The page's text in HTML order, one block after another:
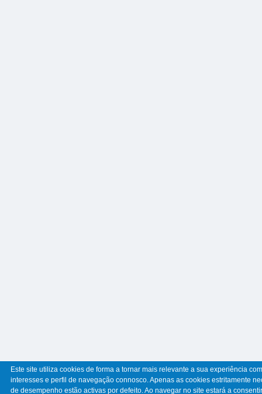
Este site utiliza cookies de forma a tornar mais relevante a sua experiência
interesses e perfil de navegação connosco. Apenas as cookies estritamente
de desempenho estão activas por defeito. Ao navegar no site estará a